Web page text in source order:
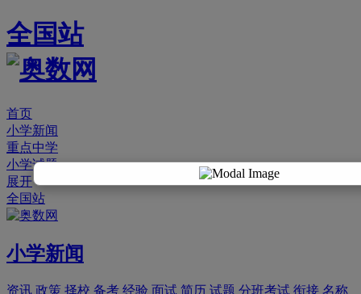
全国站
首页
小学新闻
重点中学
小学试题
展开
全国站
小学新闻
资讯 政策 择校 备考 经验 面试 简历 试题 分班考试 衔接 名称